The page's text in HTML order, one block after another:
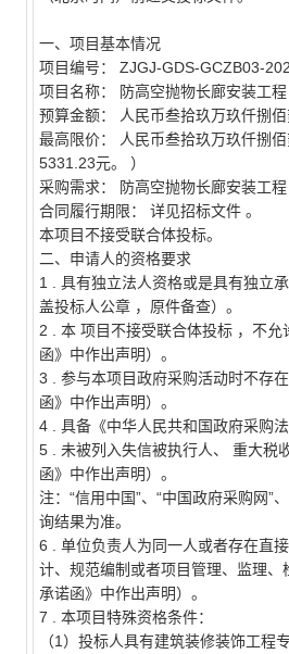
一、项目基本情况
项目编号：
ZJGJ-GDS-GCZB03-
项目名称：
防高空抛物长廊安装工程
预算金额：
人民币叁拾玖万玖仟捌
最高限价：
人民币叁拾玖万玖仟捌
5331.23元。
）
采购需求：
防高空抛物长廊安装工程
合同履行期限：
详见招标文件 。
本项目不接受联合体投标。
二、申请人的资格要求
1
具有独立法人资格或是具有独立
盖投标人公章 ，原件备查）。
2
本 项目不接受联合体投标 ，不允
函》中作出声明）。
3
参与本项目政府采购活动时不存
函》中作出声明）。
4
具备《中华人民共和国政府采购
5
未被列入失信被执行人、 重大税
函》中作出声明）。
注：“信用中国”、“中国政府采购网”
询结果为准。
6
单位负责人为同一人或者存在直
计、规范编制或者项目管理、监理
承诺函》中作出声明）。
7
本项目特殊资格条件：
（1）投标人具有建筑装修装饰工